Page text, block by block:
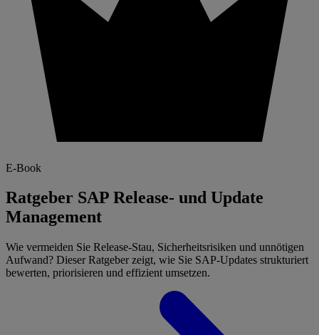
E-Book
Ratgeber SAP Release- und Update
Management
Wie vermeiden Sie Release-Stau, Sicherheitsrisiken und unnötigen
Aufwand? Dieser Ratgeber zeigt, wie Sie SAP-Updates strukturiert
bewerten, priorisieren und effizient umsetzen.